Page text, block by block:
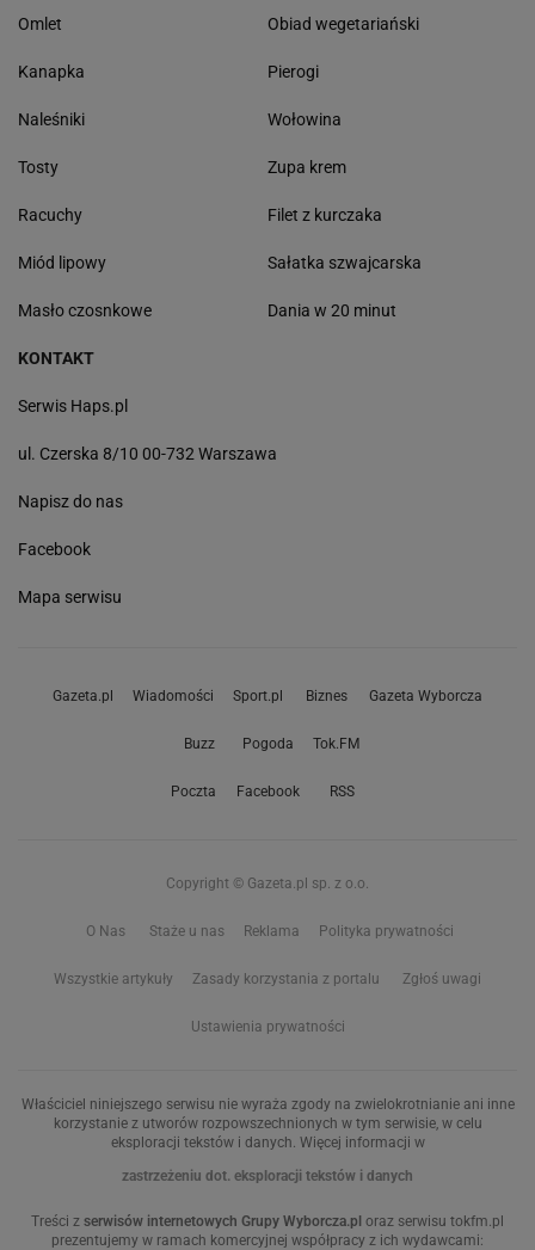
Omlet
Kanapka
Naleśniki
Tosty
Racuchy
Miód lipowy
Masło czosnkowe
Obiad wegetariański
Pierogi
Wołowina
Zupa krem
Filet z kurczaka
Sałatka szwajcarska
Dania w 20 minut
KONTAKT
Serwis Haps.pl
ul. Czerska 8/10 00-732 Warszawa
Napisz do nas
Facebook
Mapa serwisu
Gazeta.pl Wiadomości Sport.pl Biznes Gazeta Wyborcza
Buzz Pogoda Tok.FM
Poczta Facebook RSS
Copyright © Gazeta.pl sp. z o.o.
O Nas Staże u nas Reklama Polityka prywatności
Wszystkie artykuły Zasady korzystania z portalu Zgłoś uwagi
Ustawienia prywatności
Właściciel niniejszego serwisu nie wyraża zgody na zwielokrotnianie ani inne
korzystanie z utworów rozpowszechnionych w tym serwisie, w celu
eksploracji tekstów i danych. Więcej informacji w
zastrzeżeniu dot. eksploracji tekstów i danych
Treści z serwisów internetowych Grupy Wyborcza.pl oraz serwisu tokfm.pl
prezentujemy w ramach komercyjnej współpracy z ich wydawcami: